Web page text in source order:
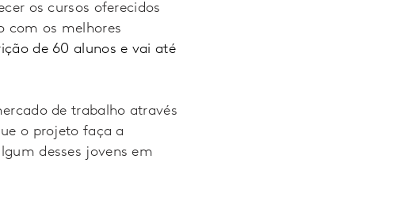
os cursos oferecidos
com os melhores
de 60 alunos e vai até
de trabalho através
o projeto faça a
desses jovens em